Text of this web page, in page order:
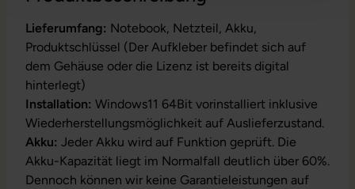
Lieferumfang: Notebook, Netzteil, Akku,
Produktschlüssel (Der Aufkleber befindet sich auf
dem Gehäuse oder die Lizenz ist bereits digital
hinterlegt)
Installation: Windows11 64Bit vorinstalliert inklusive
Wiederherstellungsmöglichkeit auf Auslieferzustand.
Akku: Jeder Akku wird auf Funktion geprüft. Die
Akku-Kapazität liegt im Normalfall deutlich über 60%.
Dennoch können wir keine Garantieleistungen auf